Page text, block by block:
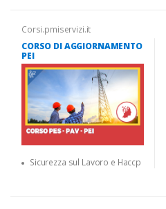
Corsi.pmiservizi.it
CORSO DI AGGIORNAMENTO
PEI
Sicurezza sul Lavoro e Haccp